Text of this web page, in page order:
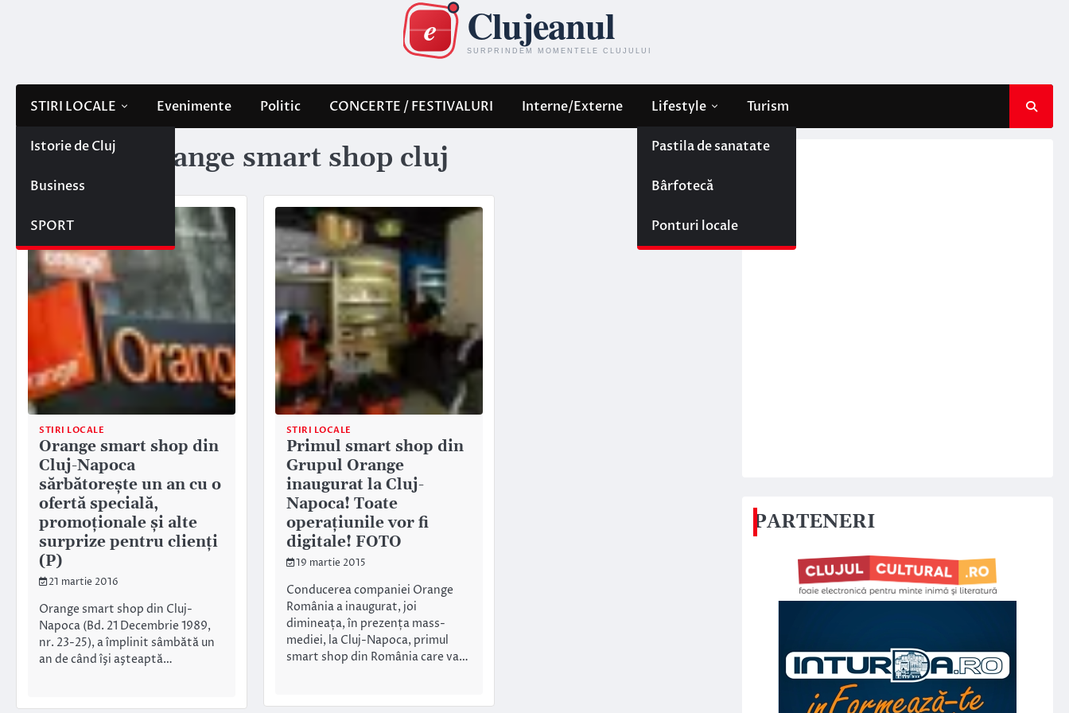
STIRI LOCALE
Istorie de Cluj
Business
SPORT
Evenimente Politic CONCERTE / FESTIVALURI Interne/Externe Lifestyle
Pastila de sanatate
Bârfotecă
Ponturi locale
Turism
Etichetă: orange smart shop cluj
STIRI LOCALE
Orange smart shop din
Cluj-Napoca
sărbătorește un an cu o
ofertă specială,
promoționale și alte
surprize pentru clienți
(P)
21 martie 2016
Orange smart shop din Cluj-
Napoca (Bd. 21 Decembrie 1989,
nr. 23-25), a împlinit sâmbătă un
an de când îşi aşteaptă…
STIRI LOCALE
Primul smart shop din
Grupul Orange
inaugurat la Cluj-
Napoca! Toate
operațiunile vor fi
digitale! FOTO
19 martie 2015
Conducerea companiei Orange
România a inaugurat, joi
dimineața, în prezența mass-
mediei, la Cluj-Napoca, primul
smart shop din România care va…
PARTENERI